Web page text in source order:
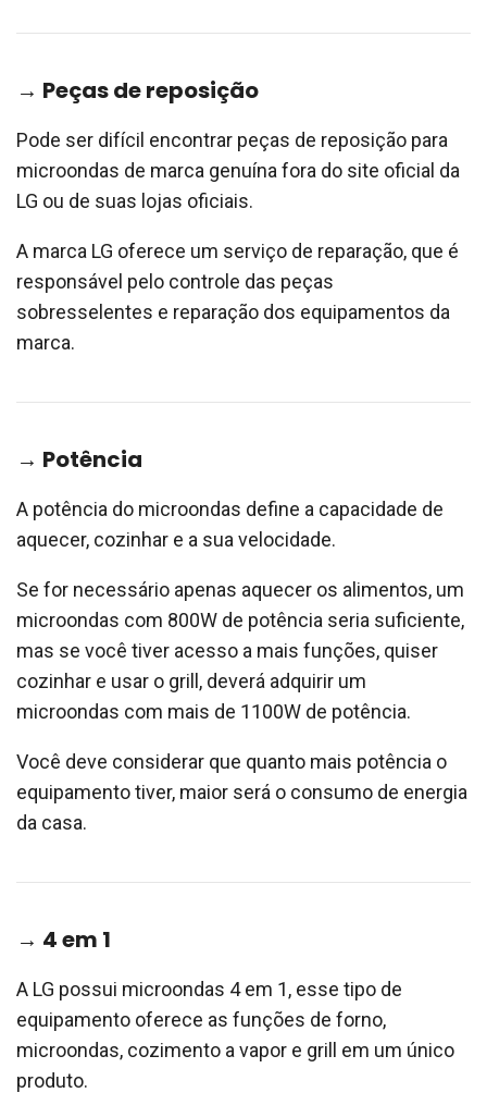
→ Peças de reposição
Pode ser difícil encontrar peças de reposição para
microondas de marca genuína fora do site oficial da
LG ou de suas lojas oficiais.
A marca LG oferece um serviço de reparação, que é
responsável pelo controle das peças
sobresselentes e reparação dos equipamentos da
marca.
→ Potência
A potência do microondas define a capacidade de
aquecer, cozinhar e a sua velocidade.
Se for necessário apenas aquecer os alimentos, um
microondas com 800W de potência seria suficiente,
mas se você tiver acesso a mais funções, quiser
cozinhar e usar o grill, deverá adquirir um
microondas com mais de 1100W de potência.
Você deve considerar que quanto mais potência o
equipamento tiver, maior será o consumo de energia
da casa.
→ 4 em 1
A LG possui microondas 4 em 1, esse tipo de
equipamento oferece as funções de forno,
microondas, cozimento a vapor e grill em um único
produto.